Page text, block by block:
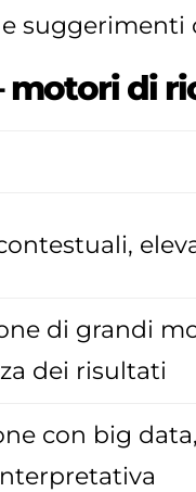
suggerimenti
motori di
di grandi
dei risultati
con big